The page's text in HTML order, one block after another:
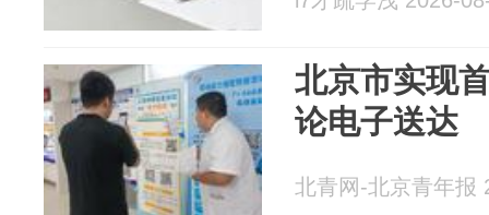
北京市实现
论电子送达
北青网-北京青年报